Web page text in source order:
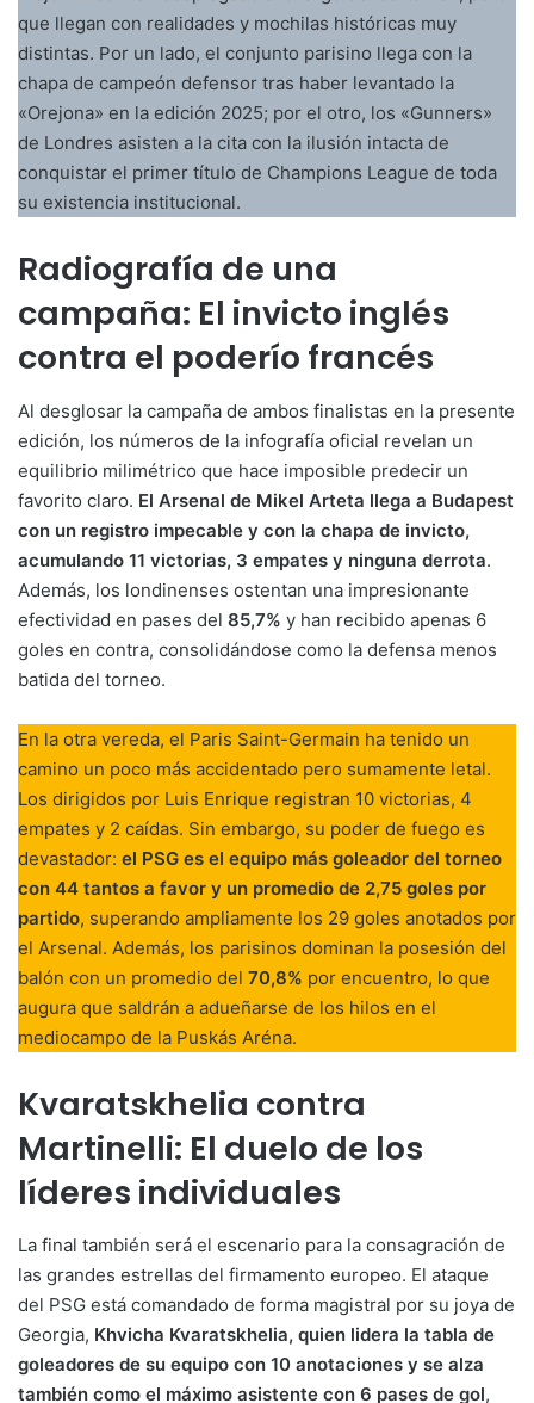
que llegan con realidades y mochilas históricas muy
distintas. Por un lado, el conjunto parisino llega con la
chapa de campeón defensor tras haber levantado la
«Orejona» en la edición 2025; por el otro, los «Gunners»
de Londres asisten a la cita con la ilusión intacta de
conquistar el primer título de Champions League de toda
su existencia institucional.
Radiografía de una
campaña: El invicto inglés
contra el poderío francés
Al desglosar la campaña de ambos finalistas en la presente
edición, los números de la infografía oficial revelan un
equilibrio milimétrico que hace imposible predecir un
favorito claro. El Arsenal de Mikel Arteta llega a Budapest
con un registro impecable y con la chapa de invicto,
acumulando 11 victorias, 3 empates y ninguna derrota.
Además, los londinenses ostentan una impresionante
efectividad en pases del 85,7% y han recibido apenas 6
goles en contra, consolidándose como la defensa menos
batida del torneo.
En la otra vereda, el Paris Saint-Germain ha tenido un
camino un poco más accidentado pero sumamente letal.
Los dirigidos por Luis Enrique registran 10 victorias, 4
empates y 2 caídas. Sin embargo, su poder de fuego es
devastador: el PSG es el equipo más goleador del torneo
con 44 tantos a favor y un promedio de 2,75 goles por
partido, superando ampliamente los 29 goles anotados por
el Arsenal. Además, los parisinos dominan la posesión del
balón con un promedio del 70,8% por encuentro, lo que
augura que saldrán a adueñarse de los hilos en el
mediocampo de la Puskás Aréna.
Kvaratskhelia contra
Martinelli: El duelo de los
líderes individuales
La final también será el escenario para la consagración de
las grandes estrellas del firmamento europeo. El ataque
del PSG está comandado de forma magistral por su joya de
Georgia, Khvicha Kvaratskhelia, quien lidera la tabla de
goleadores de su equipo con 10 anotaciones y se alza
también como el máximo asistente con 6 pases de gol,